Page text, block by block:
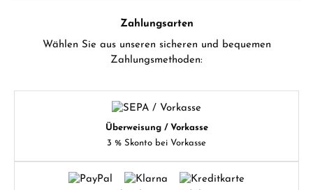
Zahlungsarten
Wählen Sie aus unseren sicheren und bequemen
Zahlungsmethoden:
Überweisung / Vorkasse
3 % Skonto bei Vorkasse